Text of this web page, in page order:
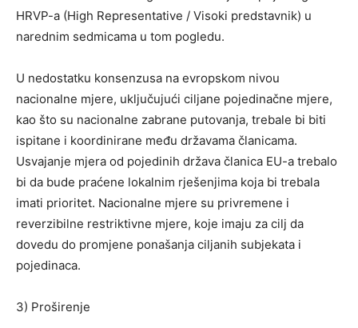
HRVP-a (High Representative / Visoki predstavnik) u
narednim sedmicama u tom pogledu.
U nedostatku konsenzusa na evropskom nivou
nacionalne mjere, uključujući ciljane pojedinačne mjere,
kao što su nacionalne zabrane putovanja, trebale bi biti
ispitane i koordinirane među državama članicama.
Usvajanje mjera od pojedinih država članica EU-a trebalo
bi da bude praćene lokalnim rješenjima koja bi trebala
imati prioritet. Nacionalne mjere su privremene i
reverzibilne restriktivne mjere, koje imaju za cilj da
dovedu do promjene ponašanja ciljanih subjekata i
pojedinaca.
3) Proširenje